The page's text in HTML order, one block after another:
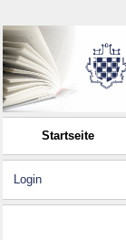
Startseite
Login